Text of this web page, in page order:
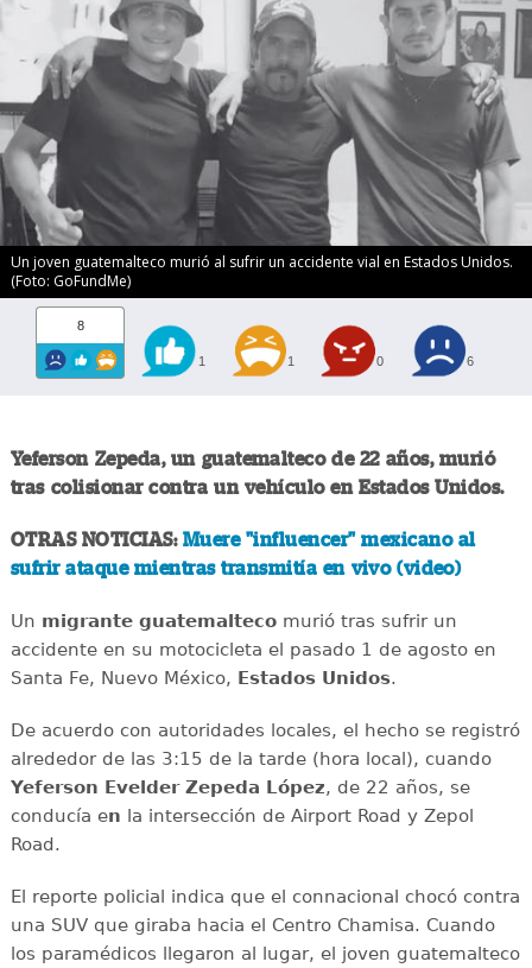
Un joven guatemalteco murió al sufrir un accidente vial en Estados Unidos.
(Foto: GoFundMe)
8
1 1 0 6
Yeferson Zepeda, un guatemalteco de 22 años, murió
tras colisionar contra un vehículo en Estados Unidos.
OTRAS NOTICIAS: Muere "influencer" mexicano al
sufrir ataque mientras transmitía en vivo (video)
Un migrante guatemaltecomurió tras sufrir un
accidente en su motocicleta el pasado 1 de agosto en
Santa Fe, Nuevo México, Estados Unidos.
De acuerdo con autoridades locales, el hecho se registró
alrededor de las 3:15 de la tarde (hora local), cuando
Yeferson Evelder Zepeda López, de 22 años, se
conducía en la intersección de Airport Road y Zepol
Road.
El reporte policial indica que el connacional chocó contra
una SUV que giraba hacia el Centro Chamisa. Cuando
los paramédicos llegaron al lugar, el joven guatemalteco